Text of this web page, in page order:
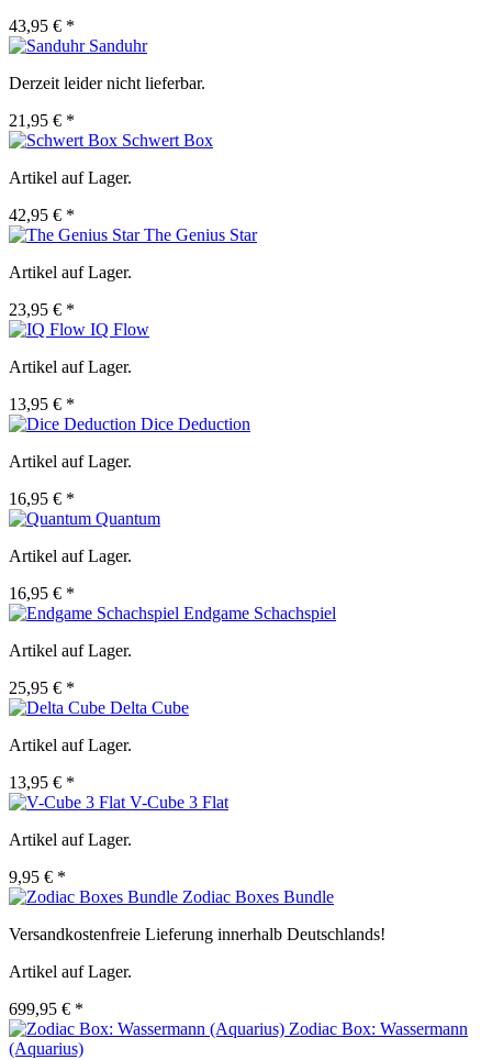
43,95 € *
Sanduhr
Derzeit leider nicht lieferbar.
21,95 € *
Schwert Box
Artikel auf Lager.
42,95 € *
The Genius Star
Artikel auf Lager.
23,95 € *
IQ Flow
Artikel auf Lager.
13,95 € *
Dice Deduction
Artikel auf Lager.
16,95 € *
Quantum
Artikel auf Lager.
16,95 € *
Endgame Schachspiel
Artikel auf Lager.
25,95 € *
Delta Cube
Artikel auf Lager.
13,95 € *
V-Cube 3 Flat
Artikel auf Lager.
9,95 € *
Zodiac Boxes Bundle
Versandkostenfreie Lieferung innerhalb Deutschlands!
Artikel auf Lager.
699,95 € *
Zodiac Box: Wassermann
(Aquarius)